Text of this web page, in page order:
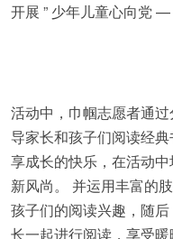
开展 ” 少年儿童心向党 —
活动中，巾帼志愿者通
导家长和孩子们阅读经
享成长的快乐，在活动
新风尚。 并运用丰富的
孩子们的阅读兴趣，随
长一起进行阅读，享受